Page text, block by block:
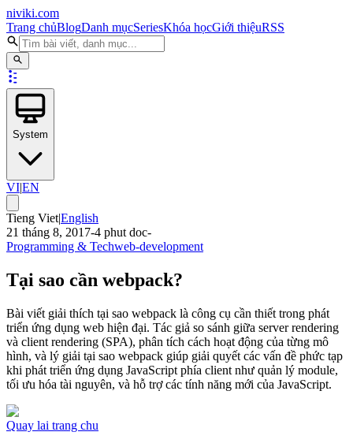
niviki.com
Trang chủBlogDanh mụcSeriesKhóa họcGiới thiệuRSS
System
VI|EN
Tieng Viet|English
21 tháng 8, 2017-4 phut doc-
Programming & Techweb-development
Tại sao cần webpack?
Bài viết giải thích tại sao webpack là công cụ cần thiết trong phát
triển ứng dụng web hiện đại. Tác giả so sánh giữa server rendering
và client rendering (SPA), phân tích cách hoạt động của từng mô
hình, và lý giải tại sao webpack giúp giải quyết các vấn đề phức tạp
khi phát triển ứng dụng JavaScript phía client như quản lý module,
tối ưu hóa tài nguyên, và hỗ trợ các tính năng mới của JavaScript.
Quay lai trang chu